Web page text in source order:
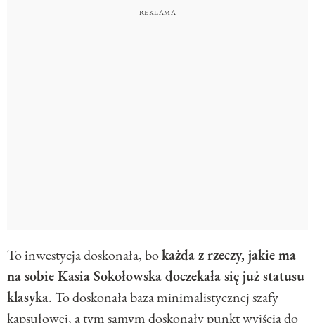
To inwestycja doskonała, bokażda z rzeczy, jakie ma
na sobie Kasia Sokołowska doczekała się już statusu
klasyka. To doskonała baza minimalistycznej szafy
kapsułowej, a tym samym doskonały punkt wyjścia do